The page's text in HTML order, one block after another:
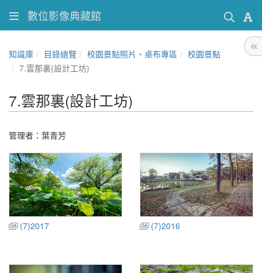
數位影像典藏館
知識庫 目錄總覽 校園景點照片、桌布專區
校園景點
7.雲那裏(設計工坊)
7.雲那裏(設計工坊)
管理者：葉青芳
(7)2017 (7)2016